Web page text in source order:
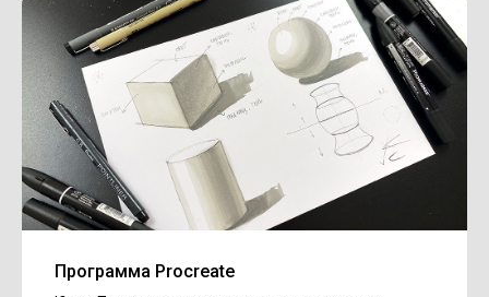
Программа Procreate